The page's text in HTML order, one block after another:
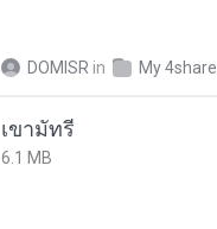
DOMISR in My
เขามัทรี
6.1 MB